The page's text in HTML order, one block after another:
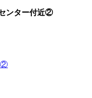
ンター付近②